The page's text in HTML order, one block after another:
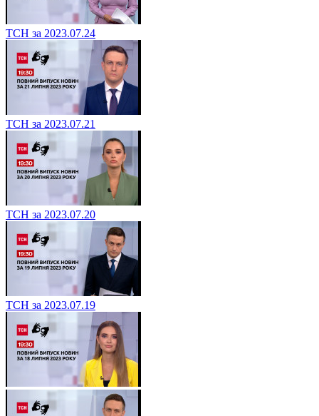
ТСН за 2023.07.24
ТСН за 2023.07.21
ТСН за 2023.07.20
ТСН за 2023.07.19